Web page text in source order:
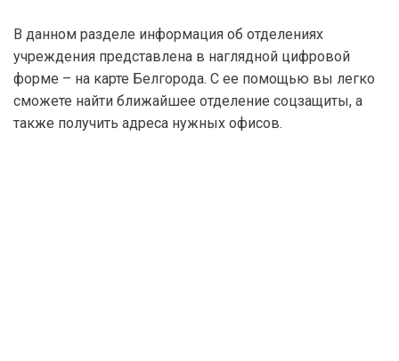
В данном разделе информация об отделениях
учреждения представлена в наглядной цифровой
форме – на карте Белгорода. С ее помощью вы легко
сможете найти ближайшее отделение соцзащиты, а
также получить адреса нужных офисов.